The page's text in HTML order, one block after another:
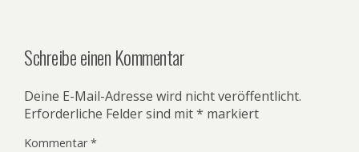
Schreibe einen Kommentar
Deine E-Mail-Adresse wird nicht veröffentlicht.
Erforderliche Felder sind mit* markiert
Kommentar*